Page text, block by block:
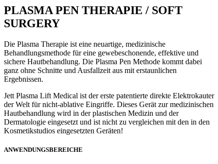
PLASMA PEN THERAPIE / SOFT
SURGERY
Die Plasma Therapie ist eine neuartige, medizinische
Behandlungsmethode für eine gewebeschonende, effektive und
sichere Hautbehandlung. Die Plasma Pen Methode kommt dabei
ganz ohne Schnitte und Ausfallzeit aus mit erstaunlichen
Ergebnissen.
Jett Plasma Lift Medical ist der erste patentierte direkte Elektrokauter
der Welt für nicht-ablative Eingriffe. Dieses Gerät zur medizinischen
Hautbehandlung wird in der plastischen Medizin und der
Dermatologie eingesetzt und ist nicht zu vergleichen mit den in den
Kosmetikstudios eingesetzten Geräten!
ANWENDUNGSBEREICHE